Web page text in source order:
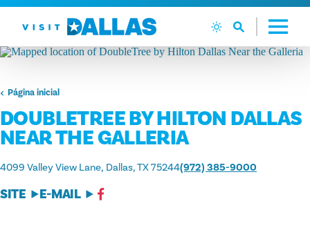
Ir diretamente para o conteúdo
Página inicial
DOUBLETREE BY HILTON DALLAS
NEAR THE GALLERIA
4099 Valley View Lane Dallas, TX 75244(972) 385-9000
SITE E-MAIL